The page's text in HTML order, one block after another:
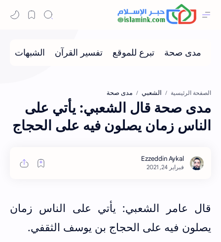
الصفحة الرئيسية الشعبي مدى صحة
مدى صحة قال الشعبي: يأتي على
الناس زمان يصلون فيه على الحجاج
قال عامر الشعبي: يأتي على الناس زمان
يصلون فيه على الحجاج بن يوسف الثقفي.